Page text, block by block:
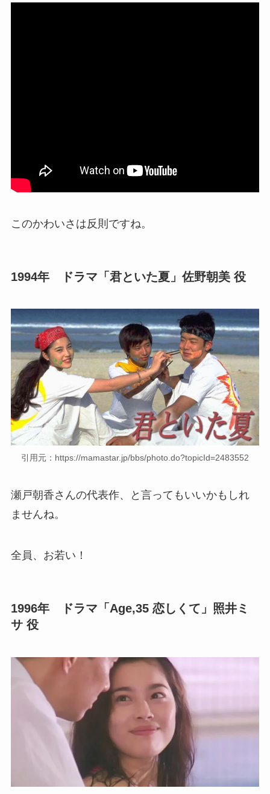
このかわいさは反則ですね。
1994年 ドラマ「君といた夏」佐野朝美 役
引用元：https://mamastar.jp/bbs/photo.do?topicId=2483552
瀬戸朝香さんの代表作、と言ってもいいかもしれ
ませんね。
全員、お若い！
1996年 ドラマ「Age,35 恋しくて」照井ミ
サ 役